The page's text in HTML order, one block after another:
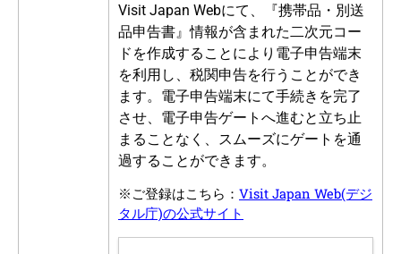
Visit Japan Webにて、『携帯品・別送
品申告書』情報が含まれた二次元コー
ドを作成することにより電子申告端末
を利用し、税関申告を行うことができ
ます。電子申告端末にて手続きを完了
させ、電子申告ゲートへ進むと立ち止
まることなく、スムーズにゲートを通
過することができます。
※ご登録はこちら： Visit Japan Web(デジ
タル庁)の公式サイト